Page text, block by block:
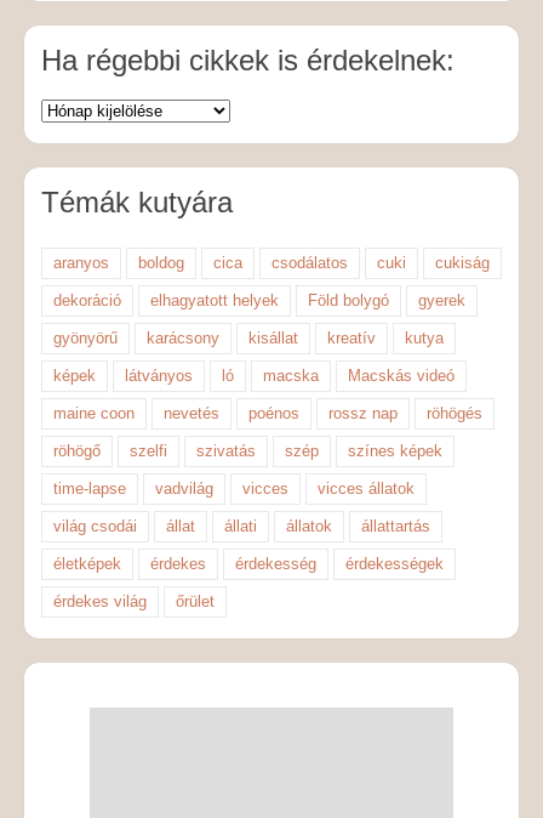
Ha régebbi cikkek is érdekelnek:
Témák kutyára
aranyos boldog cica csodálatos cuki cukiság
dekoráció elhagyatott helyek Föld bolygó gyerek
gyönyörű karácsony kisállat kreatív kutya
képek látványos ló macska Macskás videó
maine coon nevetés poénos rossz nap röhögés
röhögő szelfi szivatás szép színes képek
time-lapse vadvilág vicces vicces állatok
világ csodái állat állati állatok állattartás
életképek érdekes érdekesség érdekességek
érdekes világ őrület